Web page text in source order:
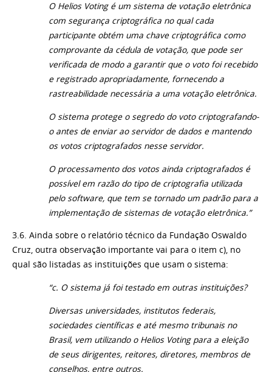
O Helios Voting é um sistema de votação eletrônica
com segurança criptográfica no qual cada
participante obtém uma chave criptográfica como
comprovante da cédula de votação, que pode ser
verificada de modo a garantir que o voto foi recebido
e registrado apropriadamente, fornecendo a
rastreabilidade necessária a uma votação eletrônica.
O sistema protege o segredo do voto criptografando-
o antes de enviar ao servidor de dados e mantendo
os votos criptografados nesse servidor.
O processamento dos votos ainda criptografados é
possível em razão do tipo de criptografia utilizada
pelo software, que tem se tornado um padrão para a
implementação de sistemas de votação eletrônica.”
3.6. Ainda sobre o relatório técnico da Fundação Oswaldo
Cruz, outra observação importante vai para o item c), no
qual são listadas as instituições que usam o sistema:
“c. O sistema já foi testado em outras instituições?
Diversas universidades, institutos federais,
sociedades científicas e até mesmo tribunais no
Brasil, vem utilizando o Helios Voting para a eleição
de seus dirigentes, reitores, diretores, membros de
conselhos, entre outros.